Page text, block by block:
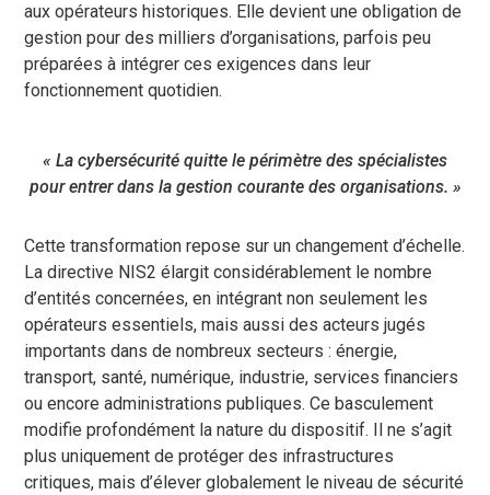
aux opérateurs historiques. Elle devient une obligation de
gestion pour des milliers d’organisations, parfois peu
préparées à intégrer ces exigences dans leur
fonctionnement quotidien.
« La cybersécurité quitte le périmètre des spécialistes
pour entrer dans la gestion courante des organisations. »
Cette transformation repose sur un changement d’échelle.
La directive NIS2 élargit considérablement le nombre
d’entités concernées, en intégrant non seulement les
opérateurs essentiels, mais aussi des acteurs jugés
importants dans de nombreux secteurs : énergie,
transport, santé, numérique, industrie, services financiers
ou encore administrations publiques. Ce basculement
modifie profondément la nature du dispositif. Il ne s’agit
plus uniquement de protéger des infrastructures
critiques, mais d’élever globalement le niveau de sécurité